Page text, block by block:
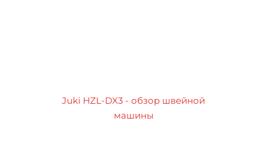
Juki HZL-DX3 - обзор швейной
машины